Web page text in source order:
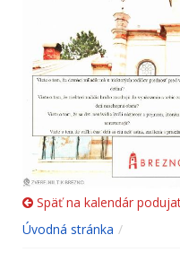
Späť na kalendár
Úvodná stránka